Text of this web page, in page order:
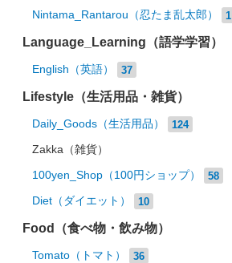
Nintama_Rantarou（忍たま乱太郎） 1
Language_Learning（語学学習）
English（英語） 37
Lifestyle（生活用品・雑貨）
Daily_Goods（生活用品） 124
Zakka（雑貨）
100yen_Shop（100円ショップ） 58
Diet（ダイエット） 10
Food（食べ物・飲み物）
Tomato（トマト） 36